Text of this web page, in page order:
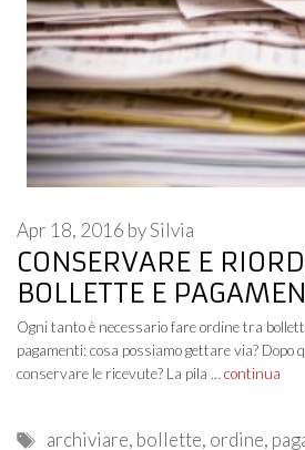
CONSERVARE E
BOLLETTE E
Apr 18, 2016 bySilvia
Ogni tanto è necessario fare ordine tra
pagamenti: cosa possiamo gettare via? Dopo
conservare le ricevute? La pila …continua
Tags
archiviare, bollette, ordine,